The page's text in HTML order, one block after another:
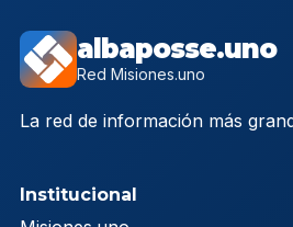
albaposse.uno
Red Misiones.uno
La red de información más
Institucional